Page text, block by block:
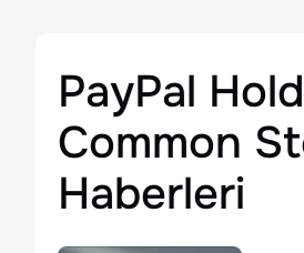
PayPal
Common
Haberleri